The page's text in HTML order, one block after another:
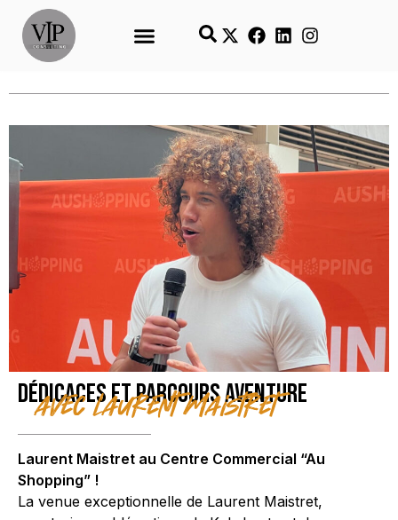
Dédicaces et parcours aventure
avec Laurent Maistret
Laurent Maistret au Centre Commercial “Au
Shopping” !
La venue exceptionnelle de Laurent Maistret,